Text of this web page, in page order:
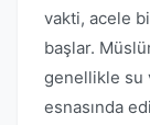
vakti, acele
başlar.
genellikle su
esnasında